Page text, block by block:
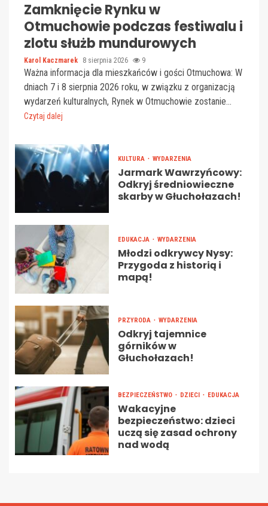
Zamknięcie Rynku w
Otmuchowie podczas festiwalu i
zlotu służb mundurowych
Karol Kaczmarek 8 sierpnia 2026 9
Ważna informacja dla mieszkańców i gości Otmuchowa: W
dniach 7 i 8 sierpnia 2026 roku, w związku z organizacją
wydarzeń kulturalnych, Rynek w Otmuchowie zostanie...
Czytaj dalej
KULTURA WYDARZENIA
Jarmark Wawrzyńcowy:
Odkryj średniowieczne
skarby w Głuchołazach!
EDUKACJA WYDARZENIA
Młodzi odkrywcy Nysy:
Przygoda z historią i
mapą!
PRZYRODA WYDARZENIA
Odkryj tajemnice
górników w
Głuchołazach!
BEZPIECZEŃSTWO DZIECI EDUKACJA
Wakacyjne
bezpieczeństwo: dzieci
uczą się zasad ochrony
nad wodą